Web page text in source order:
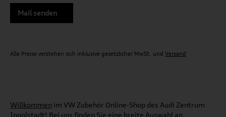
Mail senden
Alle Preise verstehen sich inklusive gesetzlicher MwSt. und Versand
Willkommen im VW Zubehör Online-Shop des Audi Zentrum
Ingolstadt! Bei uns finden Sie eine breite Auswahl an